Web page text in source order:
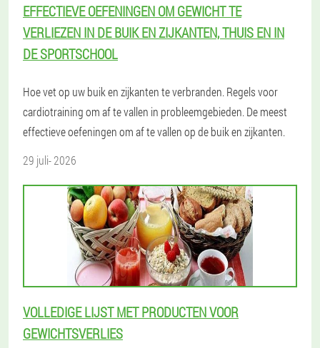
EFFECTIEVE OEFENINGEN OM GEWICHT TE
VERLIEZEN IN DE BUIK EN ZIJKANTEN, THUIS EN IN
DE SPORTSCHOOL
Hoe vet op uw buik en zijkanten te verbranden. Regels voor
cardiotraining om af te vallen in probleemgebieden. De meest
effectieve oefeningen om af te vallen op de buik en zijkanten.
29 juli- 2026
VOLLEDIGE LIJST MET PRODUCTEN VOOR
GEWICHTSVERLIES